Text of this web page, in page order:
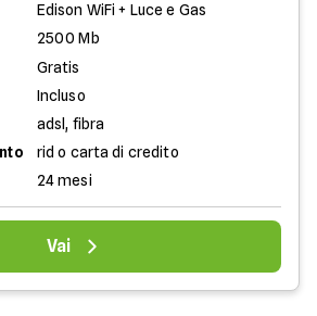
Edison WiFi + Luce e Gas
2500 Mb
Gratis
Incluso
adsl, fibra
rid o carta di credito
24 mesi
Vai